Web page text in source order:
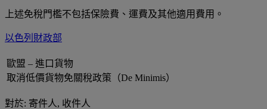
上述免稅門檻不包括保險費、運費及其他適用費用。
以色列財政部
歐盟 – 進口貨物
取消低價貨物免關稅政策（De Minimis）
對於: 寄件人, 收件人